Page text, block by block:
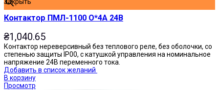
Контактор ПМЛ-1100 О*4А 24В
₴1,040.65
Контактор нереверсивный без теплового реле, без оболочки, со
степенью защиты IP00, с катушкой управления на номинальное
напряжение 24В переменного тока.
Добавить в список желаний
В корзину
Просмотр